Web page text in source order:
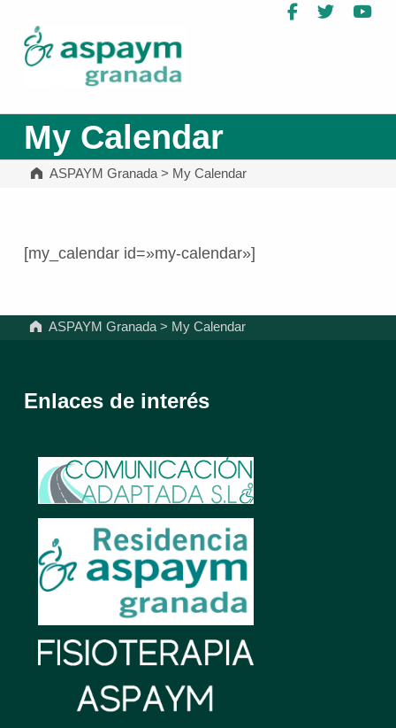
Facebook
Twitter
My Calendar
ASPAYM Granada> My Calendar
[my_calendar id=»my-calendar»]
ASPAYM Granada > My Calendar
Enlaces de interés